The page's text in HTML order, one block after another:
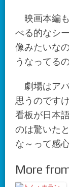
映画本編
べる的なシ
像みたいな
うなってる
劇場はア
思うのです
看板が日本
のは驚いた
な～って感
More